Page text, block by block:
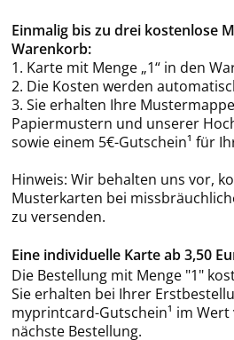
Einmalig bis zu drei kostenlose
Warenkorb:
1. Karte mit Menge „1“ in den
2. Die Kosten werden
3. Sie erhalten Ihre
Papiermustern und unserer
sowie einem 5€-Gutschein¹ für
Hinweis: Wir behalten uns vor,
Musterkarten bei
zu versenden.
Eine individuelle Karte ab 3,50
Die Bestellung mit Menge "1"
Sie erhalten bei Ihrer
myprintcard-Gutschein¹ im
nächste Bestellung.